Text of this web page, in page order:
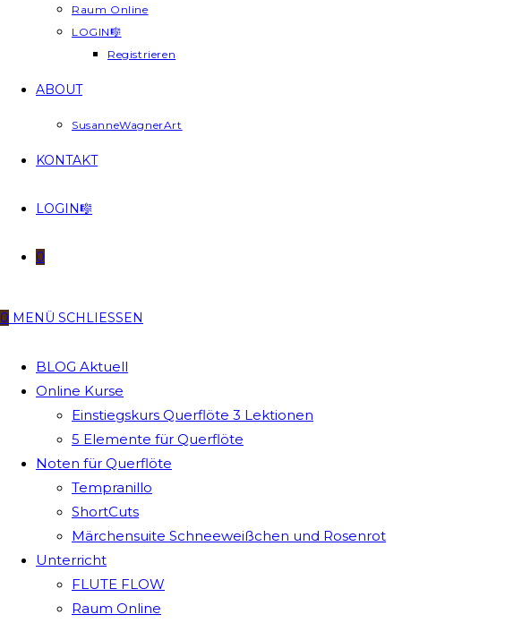
Raum Online
LOGIN🎼
Registrieren
ABOUT
SusanneWagnerArt
KONTAKT
LOGIN🎼
0
0 MENÜ SCHLIESSEN
BLOG Aktuell
Online Kurse
Einstiegskurs Querflöte 3 Lektionen
5 Elemente für Querflöte
Noten für Querflöte
Tempranillo
ShortCuts
Märchensuite Schneeweißchen und Rosenrot
Unterricht
FLUTE FLOW
Raum Online